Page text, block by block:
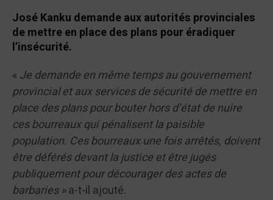
José Kanku demande aux autorités provinciales
de mettre en place des plans pour éradiquer
l’insécurité.
« Je demande en même temps au gouvernement
provincial et aux services de sécurité de mettre en
place des plans pour bouter hors d’état de nuire
ces bourreaux qui pénalisent la paisible
population. Ces bourreaux une fois arrêtés, doivent
être déférés devant la justice et être jugés
publiquement pour décourager des actes de
barbaries »a-t-il ajouté.